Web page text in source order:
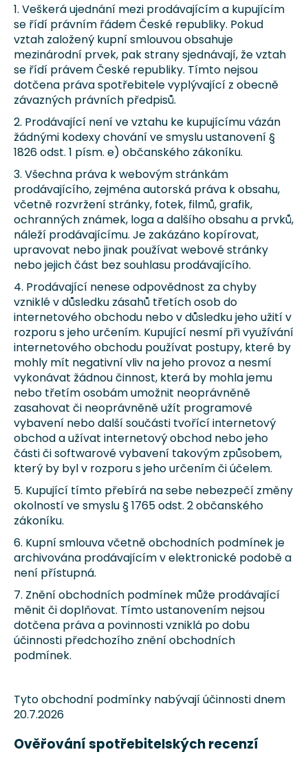
1. Veškerá ujednání mezi prodávajícím a kupujícím
se řídí právním řádem České republiky. Pokud
vztah založený kupní smlouvou obsahuje
mezinárodní prvek, pak strany sjednávají, že vztah
se řídí právem České republiky. Tímto nejsou
dotčena práva spotřebitele vyplývající z obecně
závazných právních předpisů.
2. Prodávající není ve vztahu ke kupujícímu vázán
žádnými kodexy chování ve smyslu ustanovení §
1826 odst. 1 písm. e) občanského zákoníku.
3. Všechna práva k webovým stránkám
prodávajícího, zejména autorská práva k obsahu,
včetně rozvržení stránky, fotek, filmů, grafik,
ochranných známek, loga a dalšího obsahu a prvků,
náleží prodávajícímu. Je zakázáno kopírovat,
upravovat nebo jinak používat webové stránky
nebo jejich část bez souhlasu prodávajícího.
4. Prodávající nenese odpovědnost za chyby
vzniklé v důsledku zásahů třetích osob do
internetového obchodu nebo v důsledku jeho užití v
rozporu s jeho určením. Kupující nesmí při využívání
internetového obchodu používat postupy, které by
mohly mít negativní vliv na jeho provoz a nesmí
vykonávat žádnou činnost, která by mohla jemu
nebo třetím osobám umožnit neoprávněně
zasahovat či neoprávněně užít programové
vybavení nebo další součásti tvořící internetový
obchod a užívat internetový obchod nebo jeho
části či softwarové vybavení takovým způsobem,
který by byl v rozporu s jeho určením či účelem.
5. Kupující tímto přebírá na sebe nebezpečí změny
okolností ve smyslu § 1765 odst. 2 občanského
zákoníku.
6. Kupní smlouva včetně obchodních podmínek je
archivována prodávajícím v elektronické podobě a
není přístupná.
7. Znění obchodních podmínek může prodávající
měnit či doplňovat. Tímto ustanovením nejsou
dotčena práva a povinnosti vzniklá po dobu
účinnosti předchozího znění obchodních
podmínek.
Tyto obchodní podmínky nabývají účinnosti dnem
20.7.2026
Ověřování spotřebitelských recenzí